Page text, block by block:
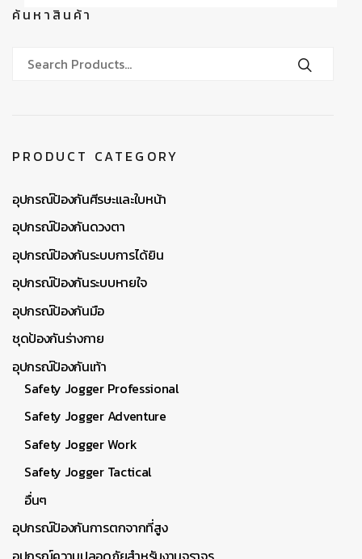
ค้นหาสินค้า
PRODUCT CATEGORY
อุปกรณ์ป้องกันศีรษะและใบหน้า
อุปกรณ์ป้องกันดวงตา
อุปกรณ์ป้องกันระบบการได้ยิน
อุปกรณ์ป้องกันระบบหายใจ
อุปกรณ์ป้องกันมือ
ชุดป้องกันร่างกาย
อุปกรณ์ป้องกันเท้า
Safety Jogger Professional
Safety Jogger Adventure
Safety Jogger Work
Safety Jogger Tactical
อื่นๆ
อุปกรณ์ป้องกันการตกจากที่สูง